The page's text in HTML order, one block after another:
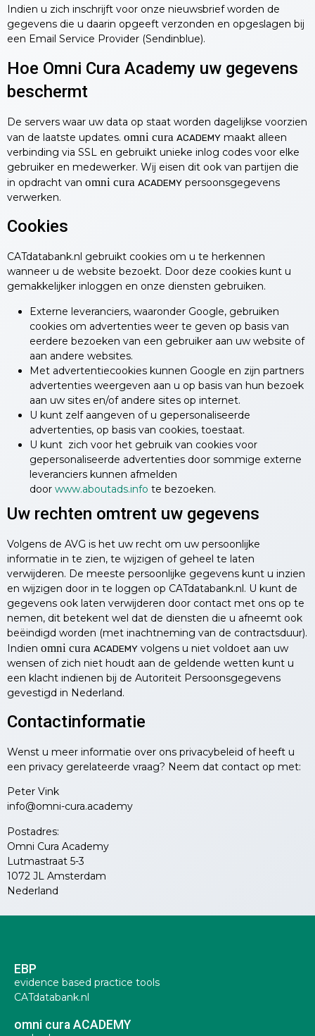
Indien u zich inschrijft voor onze nieuwsbrief worden de
gegevens die u daarin opgeeft verzonden en opgeslagen bij
een Email Service Provider (Sendinblue).
Hoe Omni Cura Academy uw gegevens
beschermt
De servers waar uw data op staat worden dagelijkse voorzien
van de laatste updates. omni cura ACADEMY maakt alleen
verbinding via SSL en gebruikt unieke inlog codes voor elke
gebruiker en medewerker. Wij eisen dit ook van partijen die
in opdracht van omni cura ACADEMY persoonsgegevens
verwerken.
Cookies
CATdatabank.nl gebruikt cookies om u te herkennen
wanneer u de website bezoekt. Door deze cookies kunt u
gemakkelijker inloggen en onze diensten gebruiken.
Externe leveranciers, waaronder Google, gebruiken
cookies om advertenties weer te geven op basis van
eerdere bezoeken van een gebruiker aan uw website of
aan andere websites.
Met advertentiecookies kunnen Google en zijn partners
advertenties weergeven aan u op basis van hun bezoek
aan uw sites en/of andere sites op internet.
U kunt zelf aangeven of u gepersonaliseerde
advertenties, op basis van cookies, toestaat.
U kunt zich voor het gebruik van cookies voor
gepersonaliseerde advertenties door sommige externe
leveranciers kunnen afmelden
door www.aboutads.info te bezoeken.
Uw rechten omtrent uw gegevens
Volgens de AVG is het uw recht om uw persoonlijke
informatie in te zien, te wijzigen of geheel te laten
verwijderen. De meeste persoonlijke gegevens kunt u inzien
en wijzigen door in te loggen op CATdatabank.nl. U kunt de
gegevens ook laten verwijderen door contact met ons op te
nemen, dit betekent wel dat de diensten die u afneemt ook
beëindigd worden (met inachtneming van de contractsduur).
Indien omni cura ACADEMY volgens u niet voldoet aan uw
wensen of zich niet houdt aan de geldende wetten kunt u
een klacht indienen bij de Autoriteit Persoonsgegevens
gevestigd in Nederland.
Contactinformatie
Wenst u meer informatie over ons privacybeleid of heeft u
een privacy gerelateerde vraag? Neem dat contact op met:
Peter Vink
info@omni-cura.academy
Postadres:
Omni Cura Academy
Lutmastraat 5-3
1072 JL Amsterdam
Nederland
EBP
evidence based practice tools
CATdatabank.nl
omni cura ACADEMY